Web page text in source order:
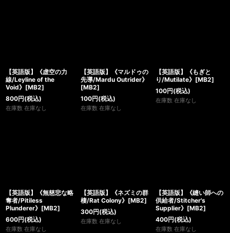
【英語版】《虚空の力
線/Leyline of the
Void》[MB2]
800円(税込)
在庫数 在庫なし
【英語版】《マルドゥの
先導/Mardu Outrider》
[MB2]
100円(税込)
在庫数 在庫なし
【英語版】《もぎと
り/Mutilate》[MB2]
100円(税込)
在庫数 在庫なし
【英語版】《無慈悲な略
奪者/Pitiless
Plunderer》[MB2]
600円(税込)
在庫数 在庫なし
【英語版】《ネズミの群
棲/Rat Colony》[MB2]
300円(税込)
在庫数 在庫なし
【英語版】《縫い師への
供給者/Stitcher's
Supplier》[MB2]
400円(税込)
在庫数 在庫なし